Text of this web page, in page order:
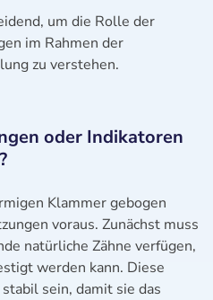
um die Rolle der
im Rahmen der
zu verstehen.
oder Indikatoren
Klammer gebogen
voraus. Zunächst muss
natürliche Zähne verfügen,
werden kann. Diese
sein, damit sie das